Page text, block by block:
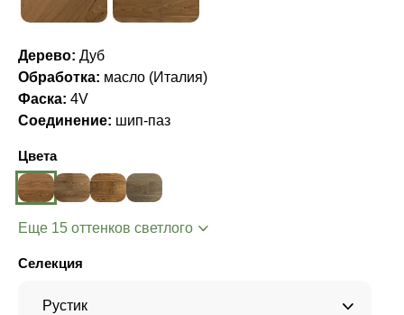
Дерево: Дуб
Обработка: масло (Италия)
Фаска: 4V
Соединение: шип-паз
Цвета
Еще 15 оттенков светлого
Селекция
Рустик